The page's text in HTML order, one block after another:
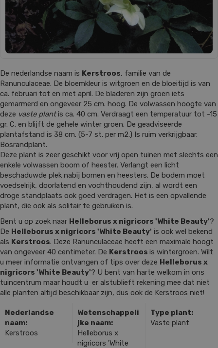
De nederlandse naam is Kerstroos, familie van de
Ranunculaceae. De bloemkleur is witgroen en de bloeitijd is van
ca. februari tot en met april. De bladeren zijn groen iets
gemarmerd en ongeveer 25 cm. hoog. De volwassen hoogte van
deze vaste plantis ca. 40 cm. Verdraagt een temperatuur tot -15
gr. C. en blijft de gehele winter groen. De geadviseerde
plantafstand is 38 cm. (5-7 st. per m2.) Is ruim verkrijgbaar.
Bosrandplant.
Deze plant is zeer geschikt voor vrij open tuinen met slechts een
enkele volwassen boom of heester. Verlangt een licht
beschaduwde plek nabij bomen en heesters. De bodem moet
voedselrijk, doorlatend en vochthoudend zijn, al wordt een
droge standplaats ook goed verdragen. Het is een opvallende
plant, die ook als solitair te gebruiken is.
Bent u op zoek naar Helleborus x nigricors 'White Beauty'?
De Helleborus x nigricors 'White Beauty' is ook wel bekend
als Kerstroos. Deze Ranunculaceae heeft een maximale hoogt
van ongeveer 40 centimeter. De Kerstroos is wintergroen. Wilt
u meer informatie ontvangen of tips over deze Helleborus x
nigricors 'White Beauty'? U bent van harte welkom in ons
tuincentrum maar houdt u er alstublieft rekening mee dat niet
alle planten altijd beschikbaar zijn, dus ook de Kerstroos niet!
Nederlandse
naam:
Kerstroos
Wetenschappeli
jke naam:
Helleborus x
nigricors 'White
Type plant:
Vaste plant